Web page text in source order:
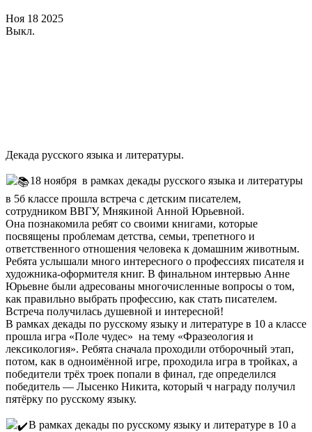
Ноя 18 2025
Выкл.
Декада русского языка и литературы.
18 ноября в рамках декады русского языка и литературы
в 5б классе прошла встреча с детским писателем,
сотрудником ВВГУ, Мнякиной Анной Юрьевной.
Она познакомила ребят со своими книгами, которые
посвящены проблемам детства, семьи, трепетного и
ответственного отношения человека к домашним животным.
Ребята услышали много интересного о профессиях писателя и
художника-оформителя книг. В финальном интервью Анне
Юрьевне были адресованы многочисленные вопросы о том,
как правильно выбрать профессию, как стать писателем.
Встреча получилась душевной и интересной!
В рамках декады по русскому языку и литературе в 10 а классе
прошла игра «Поле чудес» на тему «Фразеология и
лексикология». Ребята сначала проходили отборочный этап,
потом, как в одноимённой игре, проходила игра в тройках, а
победители трёх троек попали в финал, где определился
победитель — Лысенко Никита, который ч награду получил
пятёрку по русскому языку.
В рамках декады по русскому языку и литературе в 10 а